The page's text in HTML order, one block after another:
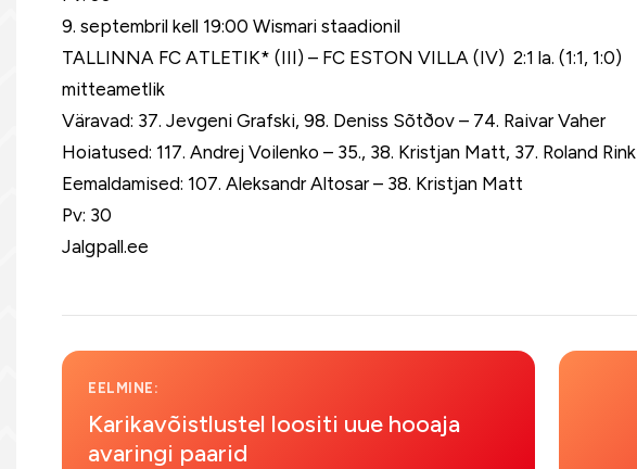
9. septembril kell 19:00 Wismari staadionil
TALLINNA FC ATLETIK* (III) – FC ESTON VILLA (IV) 2:1 la. (1:1, 1:0)
mitteametlik
Väravad: 37. Jevgeni Grafski, 98. Deniss Sõtðov – 74. Raivar Vaher
Hoiatused: 117. Andrej Voilenko – 35., 38. Kristjan Matt, 37. Roland Rink
Eemaldamised: 107. Aleksandr Altosar – 38. Kristjan Matt
Pv: 30
Jalgpall.ee
EELMINE:
Karikavõistlustel loositi uue hooaja
avaringi paarid